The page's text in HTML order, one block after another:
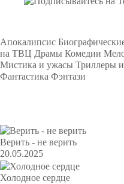
Апокалипсис
на ТВЦ Драмы Комедии
Мистика и ужасы Триллеры
Фантастика Фэнтази
Верить - не верить
20.05.2025
Холодное сердце